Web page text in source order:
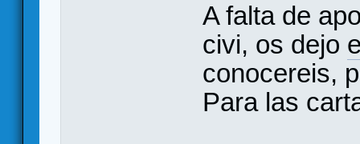
A falta de
civi, os dejo
conocereis,
Para las